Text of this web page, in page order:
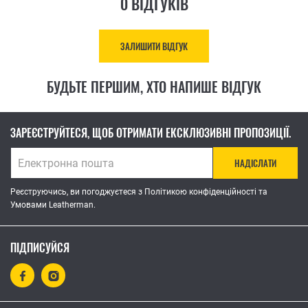
0 ВІДГУКІВ
ЗАЛИШИТИ ВІДГУК
БУДЬТЕ ПЕРШИМ, ХТО НАПИШЕ ВІДГУК
ЗАРЕЄСТРУЙТЕСЯ, ЩОБ ОТРИМАТИ ЕКСКЛЮЗИВНІ ПРОПОЗИЦІЇ.
НАДІСЛАТИ
Реєструючись, ви погоджуєтеся з Політикою конфіденційності та
Умовами Leatherman.
ПІДПИСУЙСЯ